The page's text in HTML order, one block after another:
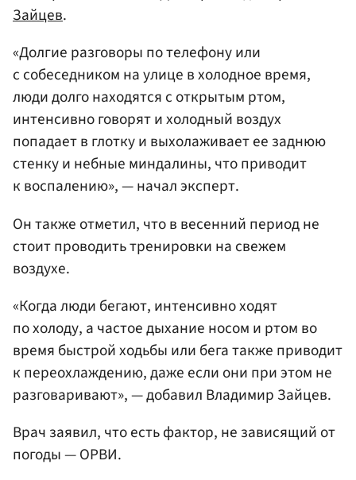
Зайцев.
«Долгие разговоры по телефону или
с собеседником на улице в холодное время,
люди долго находятся с открытым ртом,
интенсивно говорят и холодный воздух
попадает в глотку и выхолаживает ее заднюю
стенку и небные миндалины, что приводит
к воспалению», — начал эксперт.
Он также отметил, что в весенний период не
стоит проводить тренировки на свежем
воздухе.
«Когда люди бегают, интенсивно ходят
по холоду, а частое дыхание носом и ртом во
время быстрой ходьбы или бега также приводит
к переохлаждению, даже если они при этом не
разговаривают», — добавил Владимир Зайцев.
Врач заявил, что есть фактор, не зависящий от
погоды — ОРВИ.